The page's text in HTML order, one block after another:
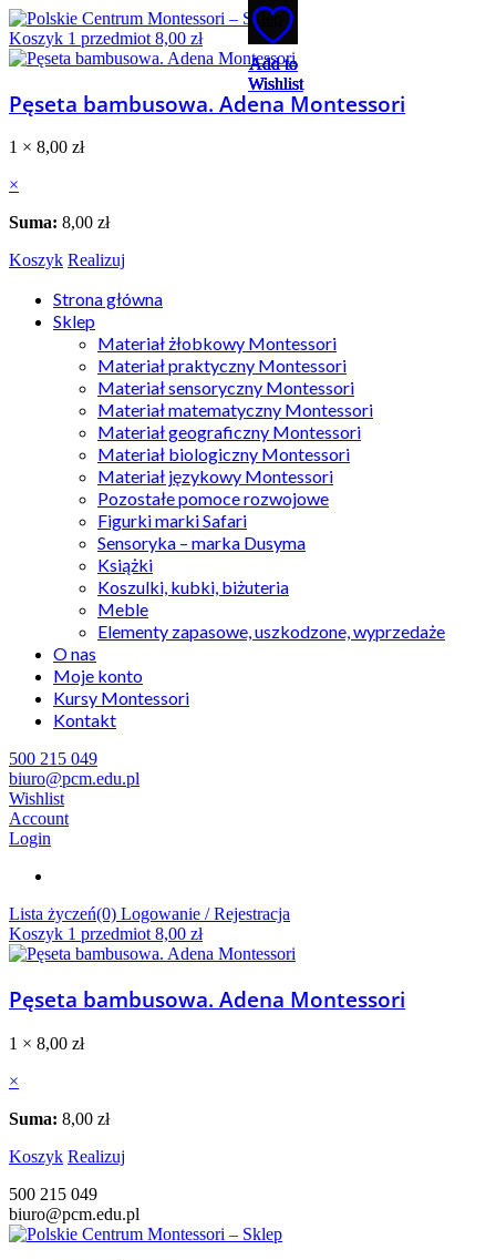
Koszyk 1 przedmiot 8,00 zł
Pęseta bambusowa. Adena Montessori
1 × 8,00 zł
×
Suma: 8,00 zł
Koszyk Realizuj
Strona główna
Sklep
Materiał żłobkowy Montessori
Materiał praktyczny Montessori
Materiał sensoryczny Montessori
Materiał matematyczny Montessori
Materiał geograficzny Montessori
Materiał biologiczny Montessori
Materiał językowy Montessori
Pozostałe pomoce rozwojowe
Figurki marki Safari
Sensoryka – marka Dusyma
Książki
Koszulki, kubki, biżuteria
Meble
Elementy zapasowe, uszkodzone, wyprzedaże
O nas
Moje konto
Kursy Montessori
Kontakt
500 215 049
biuro@pcm.edu.pl
Wishlist
Account
Login
Lista życzeń(0) Logowanie / Rejestracja
Koszyk 1 przedmiot8,00 zł
Pęseta bambusowa. Adena Montessori
1 × 8,00 zł
×
Suma: 8,00 zł
Koszyk Realizuj
500 215 049
biuro@pcm.edu.pl
Add to
Wishlist
Add to
Wishlist
Add to
Wishlist
Add to
Wishlist
Add to
Wishlist